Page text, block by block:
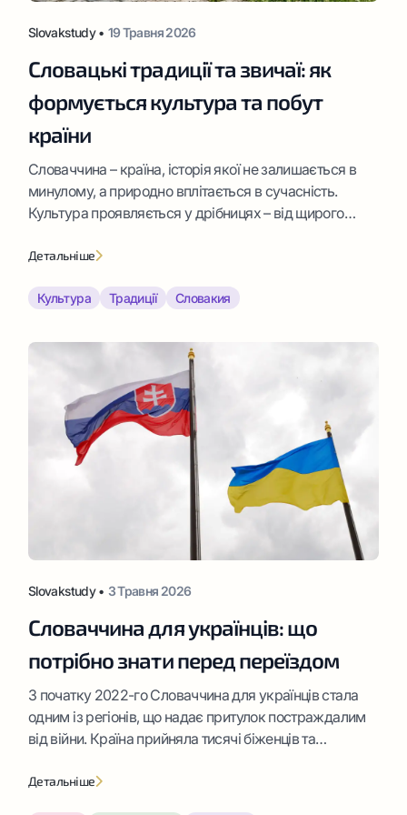
Slovakstudy • 19 Травня 2026
Словацькі традиції та звичаї: як
формується культура та побут
країни
Словаччина – країна, історія якої не залишається в
минулому, а природно вплітається в сучасність.
Культура проявляється у дрібницях – від щирого
Детальніше
Культура Традиції Словакия
Slovakstudy • 3 Травня 2026
Словаччина для українців: що
потрібно знати перед переїздом
З початку 2022-го Словаччина для українців стала
одним із регіонів, що надає притулок постраждалим
від війни. Країна прийняла тисячі біженців та
громадян України навіть у 2026 році. Частина
Детальніше